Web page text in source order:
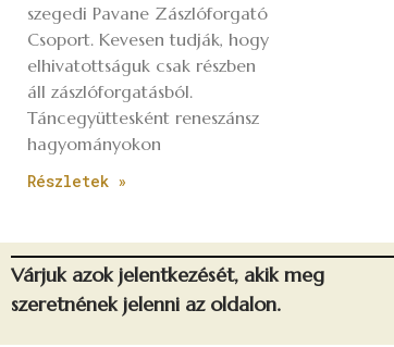
szegedi Pavane Zászlóforgató
Csoport. Kevesen tudják, hogy
elhivatottságuk csak részben
áll zászlóforgatásból.
Táncegyüttesként reneszánsz
hagyományokon
Részletek »
Várjuk azok jelentkezését, akik meg
szeretnének jelenni az oldalon.